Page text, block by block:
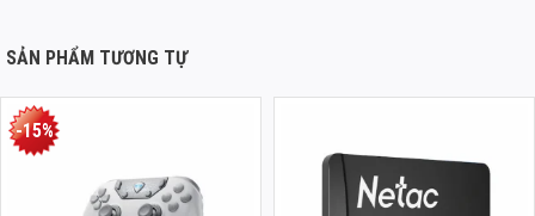
SẢN PHẨM TƯƠNG TỰ
-15%